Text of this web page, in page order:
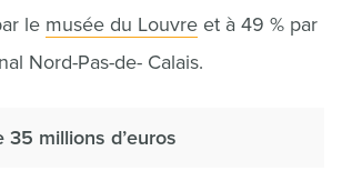
le musée du Louvre et à 49 % par
Nord-Pas-de- Calais.
millions d’euros